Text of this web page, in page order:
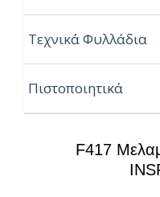
Παραγόμενο
Πάχος:
Ιδιότητες:
Τεχνικά Φυλλάδια
Πιστοποιητικά
F417